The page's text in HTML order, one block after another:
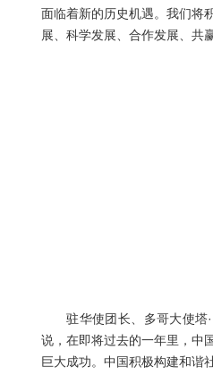
面临着新的历史机遇。我们将
展、科学发展、合作发展、共
驻华使团长、多哥大使塔·
说，在即将过去的一年里，中
巨大成功。中国积极构建和谐